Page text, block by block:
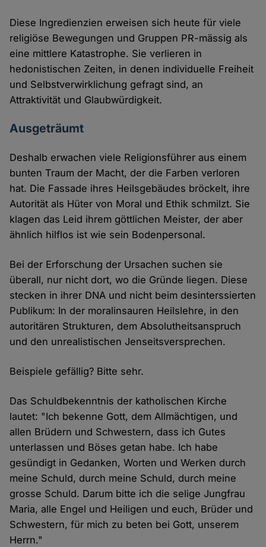
Diese Ingredienzien erweisen sich heute für viele
religiöse Bewegungen und Gruppen PR-mässig als
eine mittlere Katastrophe. Sie verlieren in
hedonistischen Zeiten, in denen individuelle Freiheit
und Selbstverwirklichung gefragt sind, an
Attraktivität und Glaubwürdigkeit.
Ausgeträumt
Deshalb erwachen viele Religionsführer aus einem
bunten Traum der Macht, der die Farben verloren
hat. Die Fassade ihres Heilsgebäudes bröckelt, ihre
Autorität als Hüter von Moral und Ethik schmilzt. Sie
klagen das Leid ihrem göttlichen Meister, der aber
ähnlich hilflos ist wie sein Bodenpersonal.
Bei der Erforschung der Ursachen suchen sie
überall, nur nicht dort, wo die Gründe liegen. Diese
stecken in ihrer DNA und nicht beim desinterssierten
Publikum: In der moralinsauren Heilslehre, in den
autoritären Strukturen, dem Absolutheitsanspruch
und den unrealistischen Jenseitsversprechen.
Beispiele gefällig? Bitte sehr.
Das Schuldbekenntnis der katholischen Kirche
lautet: "Ich bekenne Gott, dem Allmächtigen, und
allen Brüdern und Schwestern, dass ich Gutes
unterlassen und Böses getan habe. Ich habe
gesündigt in Gedanken, Worten und Werken durch
meine Schuld, durch meine Schuld, durch meine
grosse Schuld. Darum bitte ich die selige Jungfrau
Maria, alle Engel und Heiligen und euch, Brüder und
Schwestern, für mich zu beten bei Gott, unserem
Herrn."